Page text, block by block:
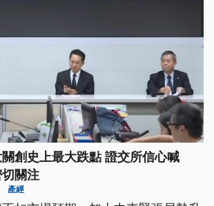
創史上最大跌點 證交所信心喊
關注
產經